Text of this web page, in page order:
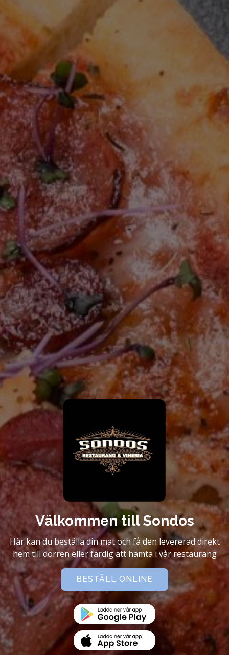
Välkommen till Sondos
Här kan du beställa din mat och få den levererad direkt
hem till dörren eller färdig att hämta i vår restaurang
BESTÄLL ONLINE